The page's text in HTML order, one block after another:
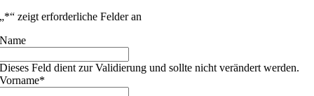
„*“ zeigt erforderliche Felder an
Name
Dieses Feld dient zur Validierung und sollte nicht verändert werden.
Vorname*